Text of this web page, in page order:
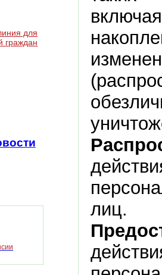
для
граждан
лиц.